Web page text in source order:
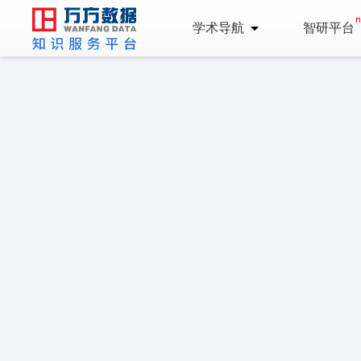
学术导航 智研平台